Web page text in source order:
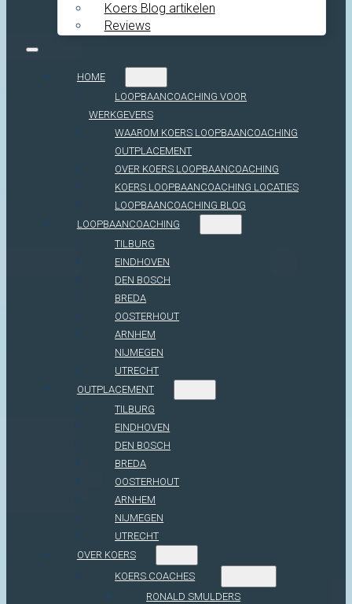
Koers Blog artikelen
Reviews
HOME
LOOPBAANCOACHING VOOR
WERKGEVERS
WAAROM KOERS LOOPBAANCOACHING
OUTPLACEMENT
OVER KOERS LOOPBAANCOACHING
KOERS LOOPBAANCOACHING LOCATIES
LOOPBAANCOACHING BLOG
LOOPBAANCOACHING
TILBURG
EINDHOVEN
DEN BOSCH
BREDA
OOSTERHOUT
ARNHEM
NIJMEGEN
UTRECHT
OUTPLACEMENT
TILBURG
EINDHOVEN
DEN BOSCH
BREDA
OOSTERHOUT
ARNHEM
NIJMEGEN
UTRECHT
OVER KOERS
KOERS COACHES
RONALD SMULDERS